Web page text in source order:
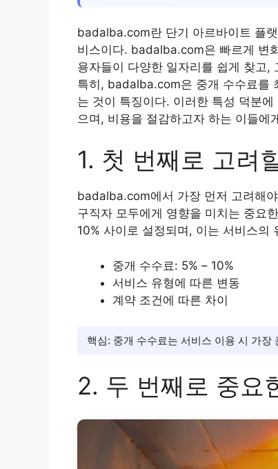
badalba.com란 단기 아르바이트 플
비스이다. badalba.com은 빠르게 변
용자들이 다양한 일자리를 쉽게 찾고,
특히, badalba.com은 중개 수수료를
는 것이 특징이다. 이러한 특성 덕분
으며, 비용을 절감하고자 하는 이들에
1. 첫 번째로 고려
badalba.com에서 가장 먼저 고려해
구직자 모두에게 영향을 미치는 중요
10% 사이로 설정되며, 이는 서비스의
중개 수수료: 5% – 10%
서비스 유형에 따른 변동
계약 조건에 따른 차이
핵심: 중개 수수료는 서비스 이용 시 가장
2. 두 번째로 중요